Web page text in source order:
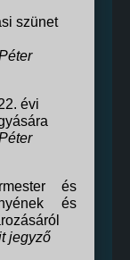
szünet
évi
és
és
jegyző